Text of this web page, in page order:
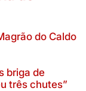
do Caldo
briga de
três chutes”